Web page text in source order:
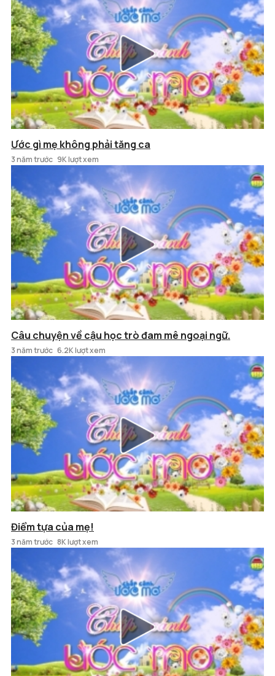
Ước gì mẹ không phải tăng ca
3 năm trước 9K lượt xem
Câu chuyện về cậu học trò đam mê ngoại ngữ.
3 năm trước 6.2K lượt xem
Điểm tựa của mẹ!
3 năm trước 8K lượt xem